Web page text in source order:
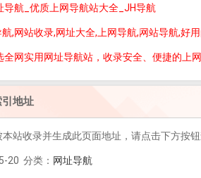
导航_优质上网导航站大全_JH导航
航,网站收录,网址大全,上网导航,网站导航,好
全网实用网址导航站，收录安全、便捷的上
引地址
本站收录并生成此页面地址，请点击下方按
20 分类： 网址导航